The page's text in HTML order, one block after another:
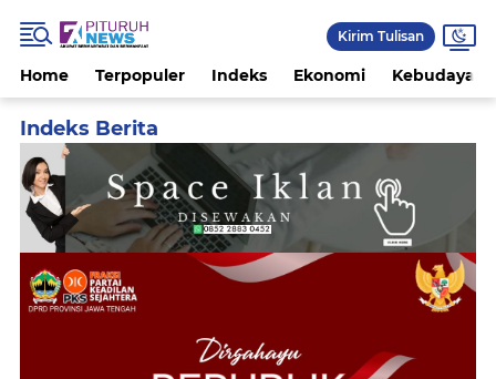
Kirim Tulisan
Home Terpopuler Indeks Ekonomi Kebudayaan